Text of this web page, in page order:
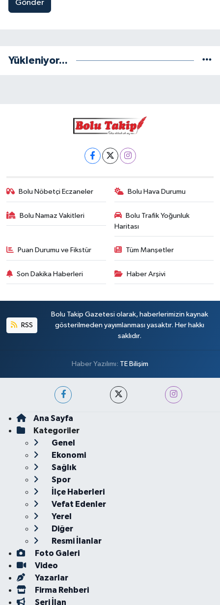
Gönder
Yükleniyor...
Bolu Nöbetçi Eczaneler Bolu Hava Durumu
Bolu Namaz Vakitleri
Bolu Trafik Yoğunluk
Haritası
Puan Durumu ve Fikstür Tüm Manşetler
Son Dakika Haberleri Haber Arşivi
RSS
Bolu Takip Gazetesi olarak, haberlerimizin kaynak
gösterilmeden yayımlanması yasaktır. Her hakkı
saklıdır.
Haber Yazılımı: TE Bilişim
Ana Sayfa
Kategoriler
Genel
Ekonomi
Sağlık
Spor
İlçe Haberleri
Vefat Edenler
Yerel
Diğer
Resmi İlanlar
Foto Galeri
Video
Yazarlar
Firma Rehberi
Seri İlan